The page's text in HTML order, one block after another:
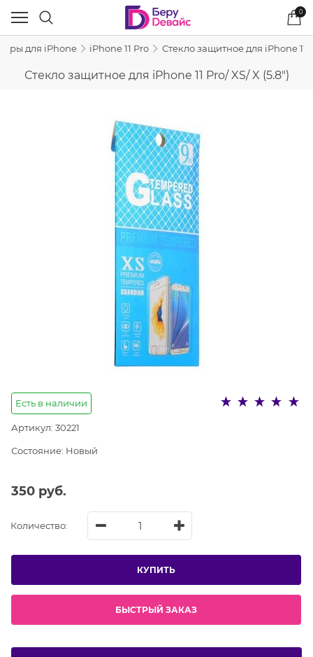
0
для iPhone iPhone 11 Pro Стекло защитное для iPhone 11
Стекло защитное для iPhone 11 Pro/ XS/ X (5.8")
Есть в наличии
Артикул: 30221
Состояние: Новый
350 руб.
Количество:
КУПИТЬ
БЫСТРЫЙ ЗАКАЗ